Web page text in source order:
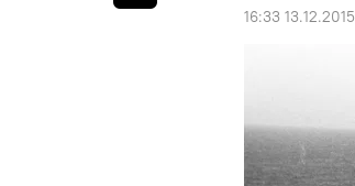
16:33 13.12.2015